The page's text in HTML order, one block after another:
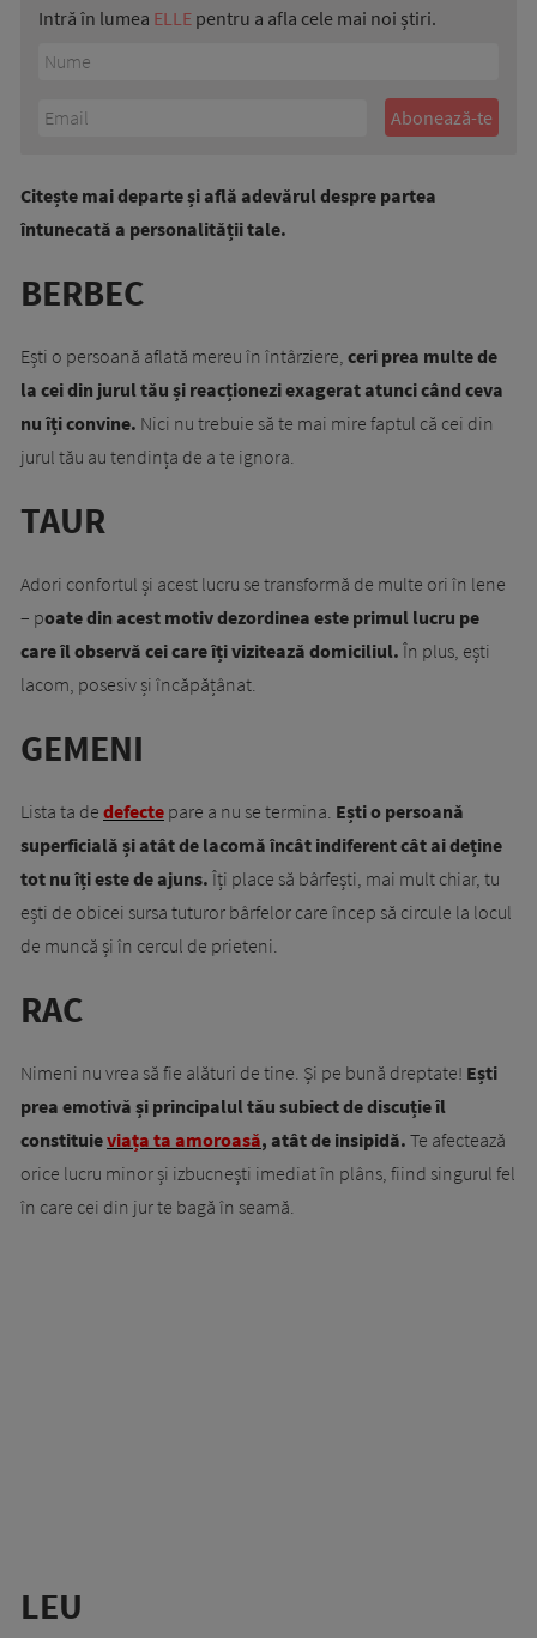
Intră în lumea ELLE pentru a afla cele mai noi știri.
Citește mai departe și află adevărul despre partea
întunecată a personalității tale.
BERBEC
Ești o persoană aflată mereu în întârziere, ceri prea multe de
la cei din jurul tău și reacționezi exagerat atunci când ceva
nu îți convine. Nici nu trebuie să te mai mire faptul că cei din
jurul tău au tendința de a te ignora.
TAUR
Adori confortul și acest lucru se transformă de multe ori în lene
– poate din acest motiv dezordinea este primul lucru pe
care îl observă cei care îți vizitează domiciliul. În plus, ești
lacom, posesiv și încăpățânat.
GEMENI
Lista ta de defecte pare a nu se termina. Ești o persoană
superficială și atât de lacomă încât indiferent cât ai deține
tot nu îți este de ajuns. Îți place să bârfești, mai mult chiar, tu
ești de obicei sursa tuturor bârfelor care încep să circule la locul
de muncă și în cercul de prieteni.
RAC
Nimeni nu vrea să fie alături de tine. Și pe bună dreptate! Ești
prea emotivă și principalul tău subiect de discuție îl
constituieviața ta amoroasă, atât de insipidă. Te afectează
orice lucru minor și izbucnești imediat în plâns, fiind singurul fel
în care cei din jur te bagă în seamă.
LEU